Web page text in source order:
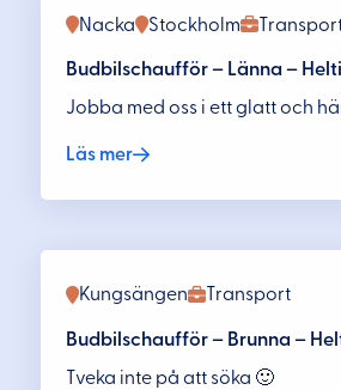
Nacka Stockholm
Budbilschaufför – Länna –
Jobba med oss i ett glatt och
Läs mer
Transport
Kungsängen
Budbilschaufför – Brunna –
Tveka inte på att söka 🙂